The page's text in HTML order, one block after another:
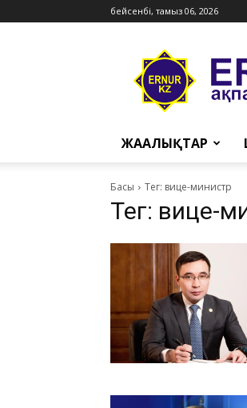
бейсенбі, тамыз 06, 2026
Ernur
Press
ЖАҢАЛЫҚТАР
Басы Тег: вице-министр
Тег: вице-